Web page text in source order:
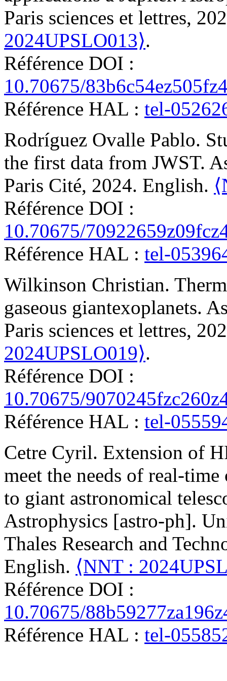
Paris sciences et lettres,
2024UPSLO013⟩.
Référence DOI :
10.70675/
Référence HAL : tel-
Rodríguez Ovalle Pablo.
the first data from JWST.
Paris Cité, 2024. English.
Référence DOI :
10.70675/
Référence HAL : tel-
Wilkinson Christian.
gaseous giantexoplanets.
Paris sciences et lettres,
2024UPSLO019⟩.
Référence DOI :
10.70675/
Référence HAL : tel-
Cetre Cyril. Extension of
meet the needs of real-
to giant astronomical
Astrophysics [astro-ph].
Thales Research and
English. ⟨NNT :
Référence DOI :
10.70675/
Référence HAL : tel-